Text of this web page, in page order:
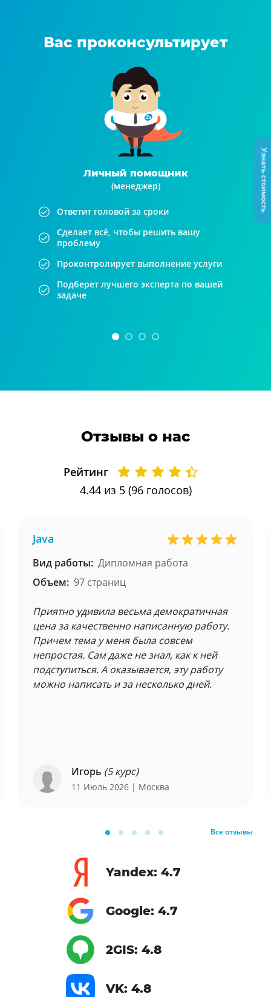
Вас проконсультирует
Личный помощник
(менеджер)
Ответит головой за сроки
Сделает всё, чтобы решить вашу
проблему
Проконтролирует выполнение услуги
Подберет лучшего эксперта по вашей
задаче
Отзывы о нас
Рейтинг
4.44из 5 (96 голосов)
Java
Вид работы: Дипломная работа
Объем: 97 страниц
Приятно удивила весьма демократичная
цена за качественно написанную работу.
Причем тема у меня была совсем
непростая. Сам даже не знал, как к ней
подступиться. А оказывается, эту работу
можно написать и за несколько дней.
Игорь (5 курс)
11 Июль 2026 | Москва
Все отзывы
Yandex: 4.7
Google: 4.7
2GIS: 4.8
VK: 4.8
Узнать стоимость